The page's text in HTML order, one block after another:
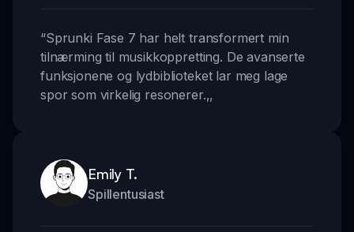
“Sprunki Fase 7 har helt transformert min
tilnærming til musikkoppretting. De avanserte
funksjonene og lydbiblioteket lar meg lage
spor som virkelig resonerer.,,
Emily T.
Spillentusiast